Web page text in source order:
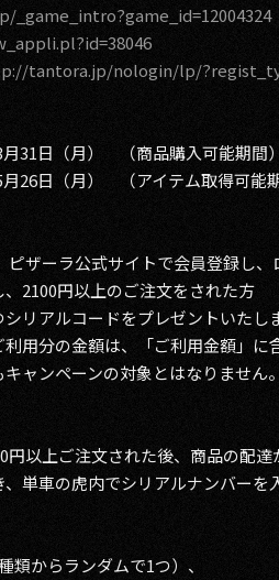
_game_intro?game_id=12004324
tantora.jp/nologin/lp/
31日（月） （商品購入可能期間）
26日（月） （アイテム取得可能期
ピザーラ公式サイトで会員登録し
2100円以上のご注文をされた方
リアルコードをプレゼントいたし
用分の金額は、「ご利用金額」に
ャンペーンの対象とはなりません。
円以上ご注文された後、商品の配
単車の虎内でシリアルナンバー
類からランダムで1つ）、